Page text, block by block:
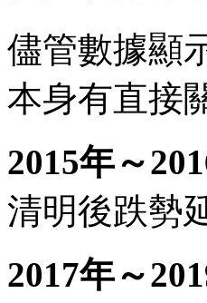
儘管數據顯
本身有直接
2015年～
清明後跌勢
2017年～